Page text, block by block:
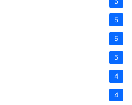
5
5
5
4
4